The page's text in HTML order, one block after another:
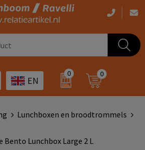
EN
0 0
Lunchboxen en broodtrommels
Bento Lunchbox Large 2 L